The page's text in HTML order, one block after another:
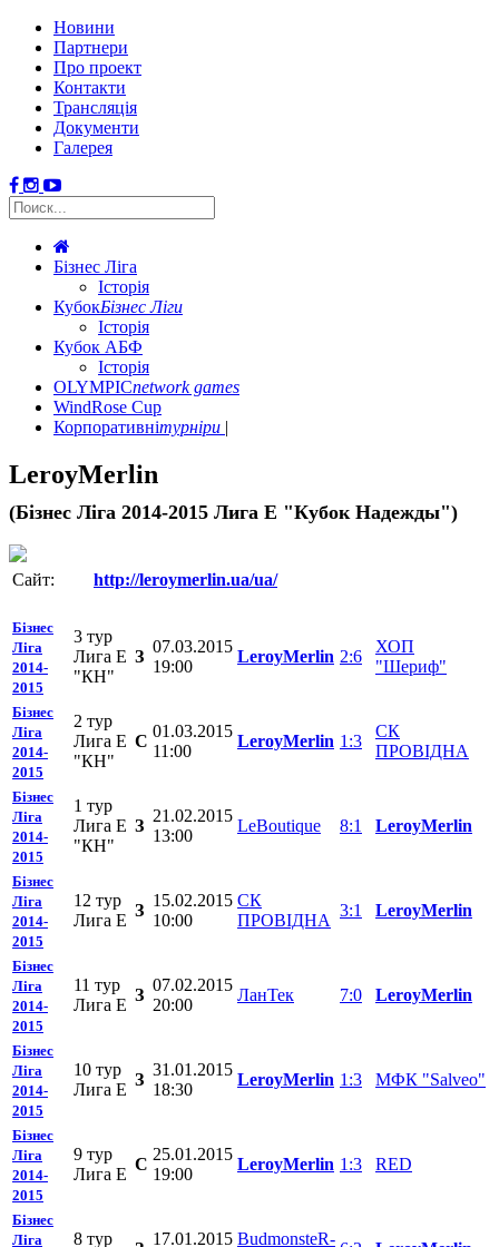
Новини
Партнери
Про проект
Контакти
Трансляція
Документи
Галерея
Бізнес Ліга
Історія
КубокБізнес Ліги
Історія
Кубок АБФ
Історія
OLYMPICnetwork games
WindRose Cup
Корпоративнітурніри
LeroyMerlin
(Бізнес Ліга 2014-2015 Лига Е "Кубок Надежды")
Сайт: http://leroymerlin.ua/ua/
Бізнес
Ліга
2014-
2015
3 тур
Лига E
"КН"
З
07.03.2015
19:00
LeroyMerlin 2:6
ХОП
"Шериф"
Бізнес
Ліга
2014-
2015
2 тур
Лига E
"КН"
C
01.03.2015
11:00
LeroyMerlin 1:3
СК
ПРОВІДНА
Бізнес
Ліга
2014-
2015
1 тур
Лига E
"КН"
З
21.02.2015
13:00
LeBoutique 8:1 LeroyMerlin
Бізнес
Ліга
2014-
2015
12 тур
Лига E
З
15.02.2015
10:00
СК
ПРОВІДНА
3:1 LeroyMerlin
Бізнес
Ліга
2014-
2015
11 тур
Лига E
З
07.02.2015
20:00
ЛанТек 7:0 LeroyMerlin
Бізнес
Ліга
2014-
2015
10 тур
Лига E
З
31.01.2015
18:30
LeroyMerlin 1:3 МФК "Salveo"
Бізнес
Ліга
2014-
2015
9 тур
Лига E
C
25.01.2015
19:00
LeroyMerlin 1:3 RED
Бізнес
Ліга
8 тур
17.01.2015 BudmonsteR-